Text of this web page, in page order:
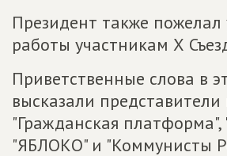
Президент также
работы участникам Х
Приветственные слова в
высказали
"Гражданская
"ЯБЛОКО" и "Коммунисты